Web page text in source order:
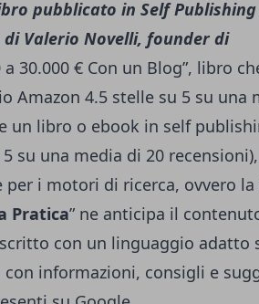
pubblicato in Self
Valerio Novelli, founder di
a 30.000 € Con un Blog”, libro
Amazon 4.5 stelle su 5 su una
un libro o ebook in self
su una media di 20
i motori di ricerca, ovvero la
Pratica” ne anticipa il
con un linguaggio adatto
informazioni, consigli e